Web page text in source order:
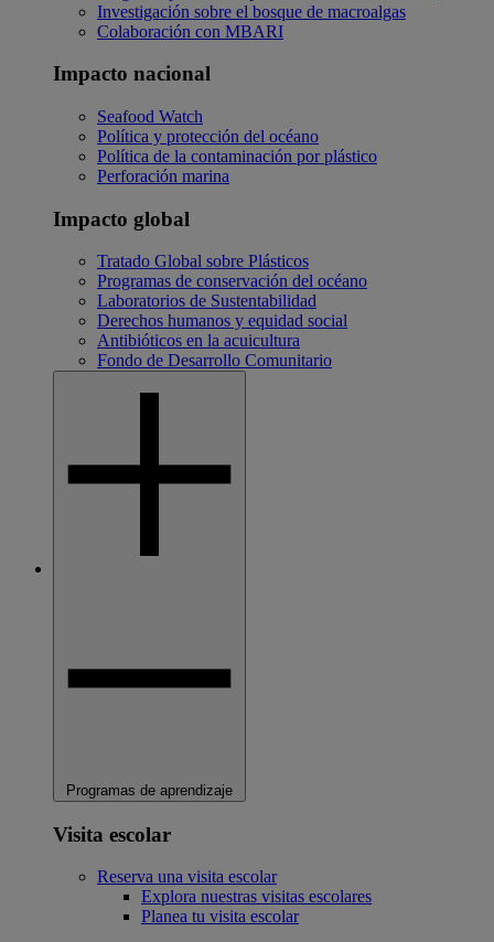
Investigación sobre el bosque de macroalgas
Colaboración con MBARI
Impacto nacional
Seafood Watch
Política y protección del océano
Política de la contaminación por plástico
Perforación marina
Impacto global
Tratado Global sobre Plásticos
Programas de conservación del océano
Laboratorios de Sustentabilidad
Derechos humanos y equidad social
Antibióticos en la acuicultura
Fondo de Desarrollo Comunitario
Programas de aprendizaje
Visita escolar
Reserva una visita escolar
Explora nuestras visitas escolares
Planea tu visita escolar